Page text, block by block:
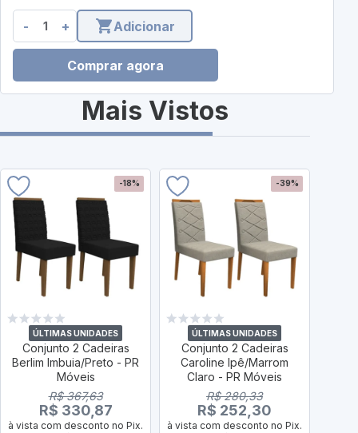
- + Adicionar
Comprar agora
Mais Vistos
-18%
ÚLTIMAS UNIDADES
Conjunto 2 Cadeiras
Berlim Imbuia/Preto - PR
Móveis
R$ 367,63
R$ 330,87
à vista com desconto no Pix.
-39%
ÚLTIMAS UNIDADES
Conjunto 2 Cadeiras
Caroline Ipê/Marrom
Claro - PR Móveis
R$ 280,33
R$ 252,30
à vista com desconto no Pix.